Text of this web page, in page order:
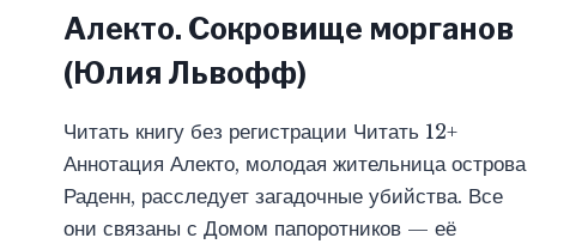
Алекто. Сокровище морганов
(Юлия Львофф)
Читать книгу без регистрации Читать 12+
Аннотация Алекто, молодая жительница острова
Раденн, расследует загадочные убийства. Все
они связаны с Домом папоротников — её